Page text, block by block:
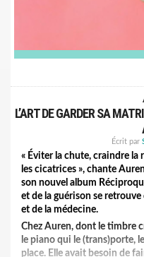
L’ART DE GARDER SA
Écrit par
« Éviter la chute, craindre la
les cicatrices », chante
son nouvel album
et de la guérison se
et de la médecine.
Chez Auren, dont le timbre
le piano qui le (trans)porte,
place. Elle avait besoin de